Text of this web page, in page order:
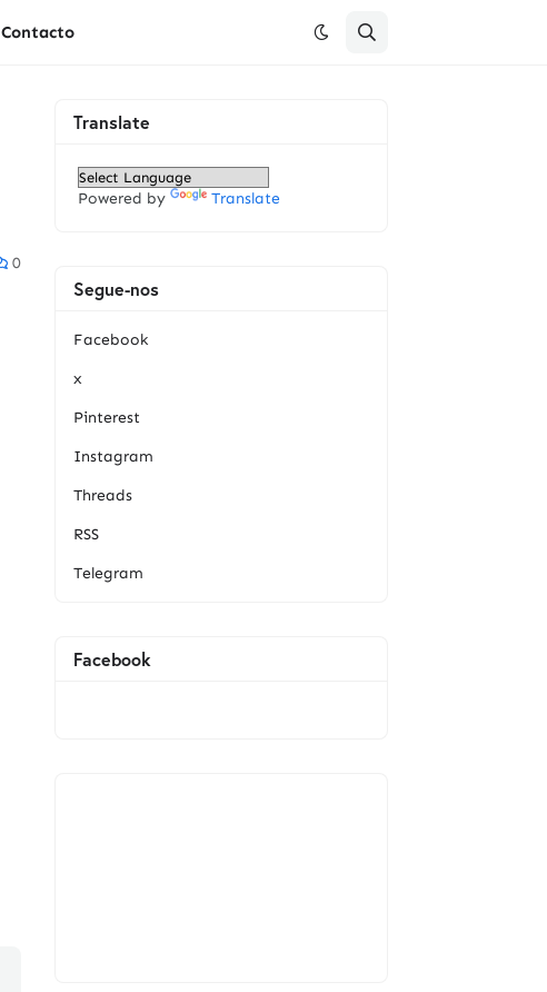
Contacto
0
Translate
Powered by Translate
Segue-nos
Facebook
x
Pinterest
Instagram
Threads
RSS
Telegram
Facebook